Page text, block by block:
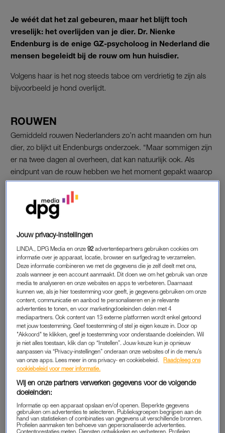
Je wéét dat het zal gebeuren, maar het blijft toch
vreselijk: het overlijden van je dier. Dr. Nienke
Endenburg is de enige GZ-psycholoog in Nederland die
mensen begeleidt bij de rouw om hun huisdier.
Volgens haar is het nog steeds taboe om verdrietig te zijn als
bijvoorbeeld je hond overlijdt.
ROUWEN
Gemiddeld rouwen Nederlanders zo’n acht maanden om hun
dier, zo blijkt uit Endenburgs onderzoek. “Maar sommigen zijn
er na twee dagen al overheen, dat kan natuurlijk ook. Als
eindpunt van de rouw hebben we het moment gepakt waarop
mensen weer de leuke dingen van hun dier kunnen
opnoemen, zonder te huilen. Soms hebben mensen wel
dertien jaar lang een hond gehad en kunnen ze het na het
overlijden alleen over die rottige laatste weken hebben. Dat is
logisch en heel tekenend voor rouwen, maar ook best zonde
Hoe zwaar het verlies je zal vallen, heeft volgens de GZ-
psycholoog met verschillende factoren te maken. “Het ligt
eraan hoe sterk jullie band was en hoe het afscheid was.
Overlijdt je dier plotseling, op veel te jonge leeftijd of op een
nare manier, dan kan dat traumatisch zijn.”
Lees ook
Simone dankt haar leven aan haar hond: ‘Zonder haar
alertheid zou ik nu dood zijn geweest’
TABOE
“Ik merk ook dat verdrietig zijn om je huisdier nog steeds een
taboe is”, gaat Endenburg verder. “Maar tachtig procent van
Jouw privacy-instellingen
LINDA., DPG Media en onze92 advertentiepartners gebruiken cookies om
informatie over je apparaat, locatie, browser en surfgedrag te verzamelen.
Deze informatie combineren we met de gegevens die je zelf deelt met ons,
zoals wanneer je een account aanmaakt. Dit doen we om het gebruik van onze
media te analyseren en onze websites en apps te verbeteren. Daarnaast
kunnen we, als je hier toestemming voor geeft, je gegevens gebruiken om onze
content, communicatie en aanbod te personaliseren en je relevante
advertenties te tonen, en voor marketingdoeleinden delen met 4
mediapartners. Ook content van 13 externe platformen wordt enkel getoond
met jouw toestemming. Geef toestemming of stel je eigen keuze in. Door op
"Akkoord" te klikken, geef je toestemming voor onderstaande doeleinden. Wil
je niet alles toestaan, klik dan op “Instellen”. Jouw keuze kun je opnieuw
aanpassen via “Privacy-instellingen” onderaan onze websites of in de menu’s
van onze apps. Lees meer in ons privacy- en cookiebeleid.
Raadpleeg ons
cookiebeleid voor meer informatie.
Wij en onze partners verwerken gegevens voor de volgende
doeleinden:
Informatie op een apparaat opslaan en/of openen. Beperkte gegevens
gebruiken om advertenties te selecteren. Publieksgroepen begrijpen aan de
hand van statistieken of combinaties van gegevens uit verschillende bronnen.
Profielen aanmaken ten behoeve van gepersonaliseerde advertenties.
Contentprestaties meten. Diensten ontwikkelen en verbeteren. Profielen